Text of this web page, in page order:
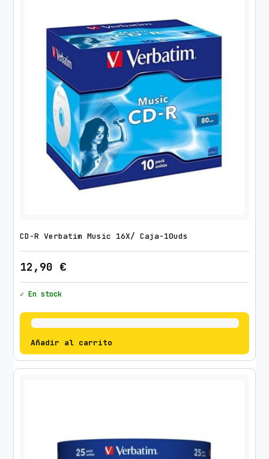
CD-R Verbatim Music 16X/ Caja-10uds
12,90 €
✓ En stock
Añadir al carrito